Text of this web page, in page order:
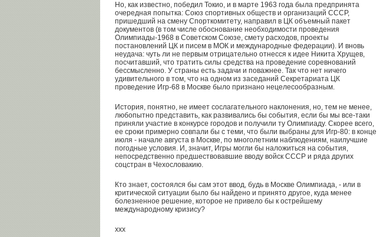
Но, как известно, победил Токио, и в марте 1963 года была предпринята
очередная попытка: Союз спортивных обществ и организаций СССР,
пришедший на смену Спорткомитету, направил в ЦК объемный пакет
документов (в том числе обоснование необходимости проведения
Олимпиады-1968 в Советском Союзе, смету расходов, проекты
постановлений ЦК и писем в МОК и международные федерации). И вновь
неудача: чуть ли не первым отрицательно отнесся к идее Никита Хрущев,
посчитавший, что тратить силы средства на проведение соревнований
бессмысленно. У страны есть задачи и поважнее. Так что нет ничего
удивительного в том, что на одном из заседаний Секретариата ЦК
проведение Игр-68 в Москве было признано нецелесообразным.
История, понятно, не имеет сослагательного наклонения, но, тем не менее,
любопытно представить, как развивались бы события, если бы мы все-таки
приняли участие в конкурсе городов и получили ту Олимпиаду. Скорее всего,
ее сроки примерно совпали бы с теми, что были выбраны для Игр-80: в конце
июля - начале августа в Москве, по многолетним наблюдениям, наилучшие
погодные условия. И, значит, Игры могли бы наложиться на события,
непосредственно предшествовавшие вводу войск СССР и ряда других
соцстран в Чехословакию.
Кто знает, состоялся бы сам этот ввод, будь в Москве Олимпиада, - или в
критической ситуации было бы найдено и принято другое, куда менее
болезненное решение, которое не привело бы к острейшему
международному кризису?
ххх